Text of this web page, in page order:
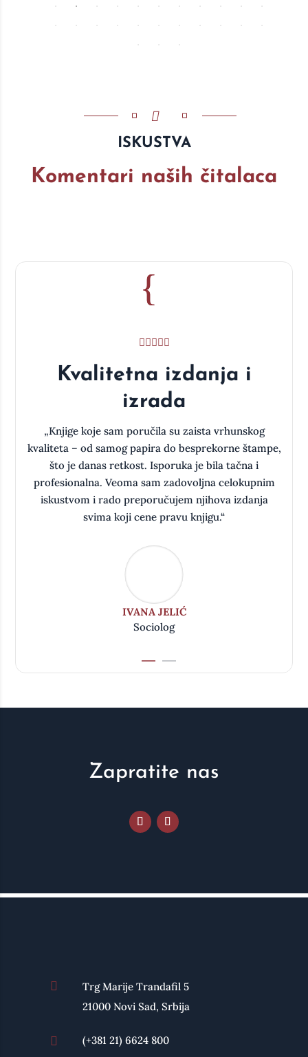
ISKUSTVA
Komentari naših čitalaca
Kvalitetna izdanja i
izrada
„Knjige koje sam poručila su zaista vrhunskog
kvaliteta – od samog papira do besprekorne štampe,
što je danas retkost. Isporuka je bila tačna i
profesionalna. Veoma sam zadovoljna celokupnim
iskustvom i rado preporučujem njihova izdanja
svima koji cene pravu knjigu.“
IVANA JELIĆ
Sociolog
Zapratite nas

Trg Marije Trandafil 5
21000 Novi Sad, Srbija
 (+381 21) 6624 800